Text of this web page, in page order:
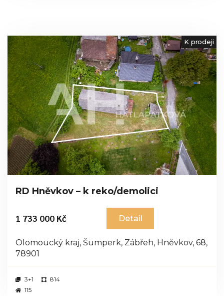
RD Hněvkov – k reko/demolici
1 733 000 Kč Detail
Olomoucký kraj, Šumperk, Zábřeh, Hněvkov, 68,
78901
K prodeji
3+1
814
115